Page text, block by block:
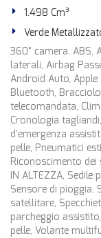
1.498 Cm³
Verde
360° camera, ABS,
laterali, Airbag
Android Auto,
Bluetooth,
telecomandata,
Cronologia
d'emergenza
pelle, Pneumatici
Riconoscimento dei
IN ALTEZZA,
Sensore di pioggia,
satellitare,
parcheggio
pelle, Volante